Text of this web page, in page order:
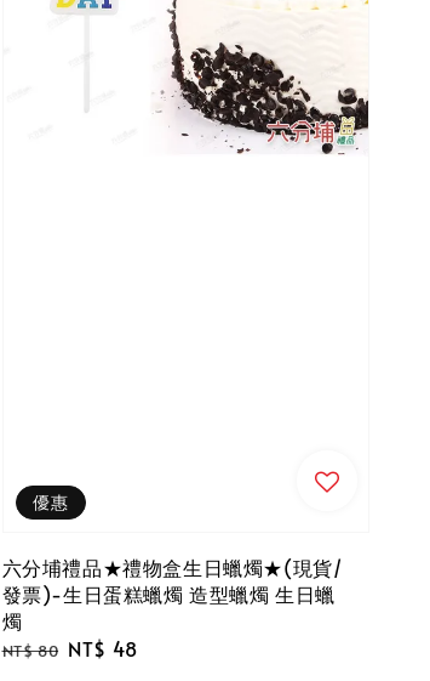
優惠
六分埔禮品★禮物盒生日蠟燭★(現貨/
發票)-生日蛋糕蠟燭 造型蠟燭 生日蠟
燭
Regular
NT$ 80 Sale
NT$ 48